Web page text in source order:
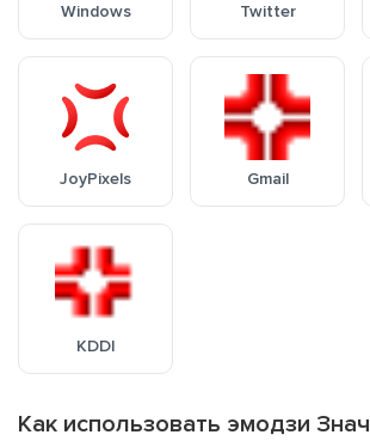
Windows Twitter
JoyPixels Gmail
KDDI
Как использовать эмодзи